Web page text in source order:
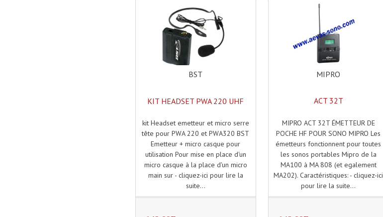
BST
KIT HEADSET PWA 220 UHF
kit Headset emetteur et micro serre
tête pour PWA 220 et PWA320 BST
Emetteur + micro casque pour
utilisation Pour mise en place d'un
micro casque à la place d'un micro
main sur - cliquez-ici pour lire la
suite...
MIPRO
ACT 32T
MIPRO ACT 32T ÉMETTEUR DE
POCHE HF POUR SONO MIPRO Les
émetteurs fonctionnent pour toutes
les sonos portables Mipro de la
MA100 à MA 808 (et egalement
MA202). Caractéristiques: - cliquez-ici
pour lire la suite...